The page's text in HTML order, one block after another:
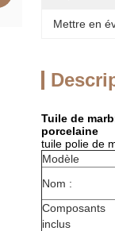
Mettre en
Tuile de
porcelaine
tuile polie de
Modèle
Nom :
Composants
inclus